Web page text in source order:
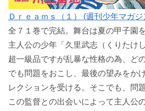
Ｄｒｅａｍｓ（１） (週刊少年マガ
全７１巻で完結。舞台は夏の甲子園
主人公の少年「久里武志（くりたけ
超一級品ですが乱暴な性格の為、ど
でも問題をおこし、最後の望みをか
レクションを受ける。そこでも、問
この監督との出会いによって主人公